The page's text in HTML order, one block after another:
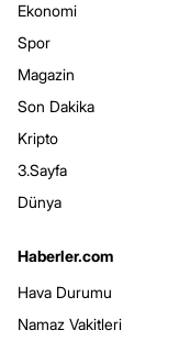
Ekonomi
Spor
Magazin
Son Dakika
Kripto
3.Sayfa
Dünya
Haberler.com
Hava Durumu
Namaz Vakitleri